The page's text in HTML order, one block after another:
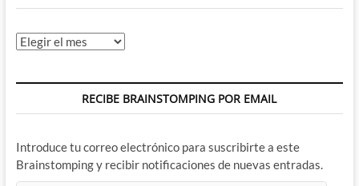
Archivos
RECIBE BRAINSTOMPING POR EMAIL
Introduce tu correo electrónico para suscribirte a este
Brainstomping y recibir notificaciones de nuevas entradas.